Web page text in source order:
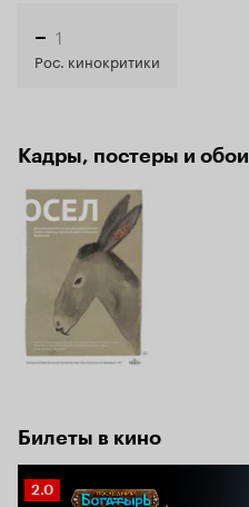
– 1
Рос. кинокритики
Кадры, постеры и обои
Билеты в кино
Рейтинг
2.0